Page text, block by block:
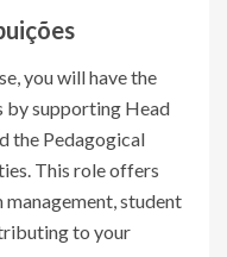
you will have the
supporting Head
the Pedagogical
This role offers
management, student
to your